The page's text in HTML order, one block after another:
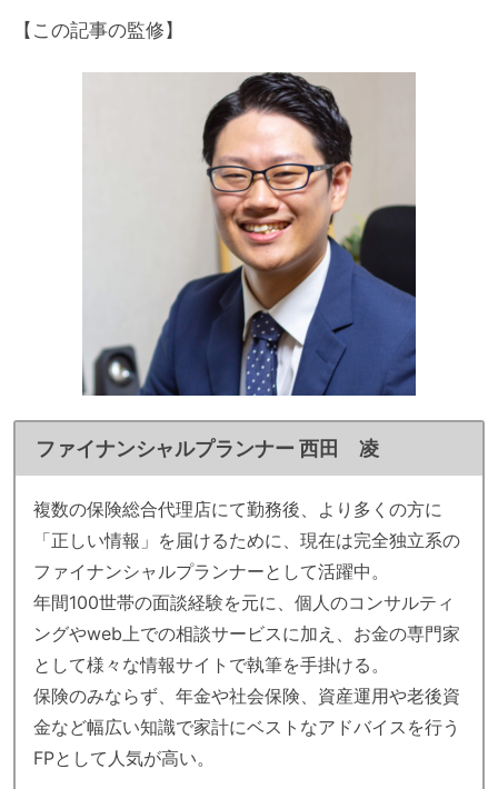
【この記事の監修】
ファイナンシャルプランナー 西田 凌
複数の保険総合代理店にて勤務後、より多くの方に
「正しい情報」を届けるために、現在は完全独立系の
ファイナンシャルプランナーとして活躍中。
年間100世帯の面談経験を元に、個人のコンサルティ
ングやweb上での相談サービスに加え、お金の専門家
として様々な情報サイトで執筆を手掛ける。
保険のみならず、年金や社会保険、資産運用や老後資
金など幅広い知識で家計にベストなアドバイスを行う
FPとして人気が高い。